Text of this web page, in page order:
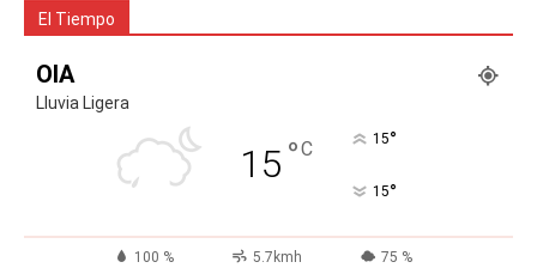
El Tiempo
OIA
Lluvia Ligera
15 °C 15°
15°
100 % 5.7kmh 75 %